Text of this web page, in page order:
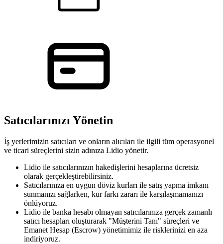
Satıcılarınızı Yönetin
İş yerlerimizin satıcıları ve onların alıcıları ile ilgili tüm operasyonel
ve ticari süreçlerini sizin adınıza Lidio yönetir.
Lidio ile satıcılarınızın hakedişlerini hesaplarına ücretsiz
olarak gerçekleştirebilirsiniz.
Satıcılarınıza en uygun döviz kurları ile satış yapma imkanı
sunmanızı sağlarken, kur farkı zararı ile karşılaşmamanızı
önlüyoruz.
Lidio ile banka hesabı olmayan satıcılarınıza gerçek zamanlı
satıcı hesapları oluşturarak "Müşterini Tanı" süreçleri ve
Emanet Hesap (Escrow) yönetimimiz ile risklerinizi en aza
indiriyoruz.